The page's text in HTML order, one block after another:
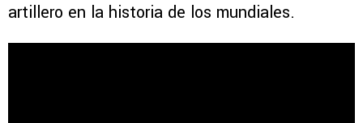
artillero en la historia de los mundiales.